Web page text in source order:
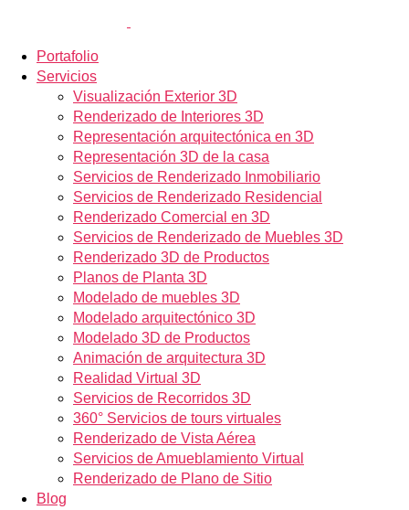
Portafolio
Servicios
Visualización Exterior 3D
Renderizado de Interiores 3D
Representación arquitectónica en 3D
Representación 3D de la casa
Servicios de Renderizado Inmobiliario
Servicios de Renderizado Residencial
Renderizado Comercial en 3D
Servicios de Renderizado de Muebles 3D
Renderizado 3D de Productos
Planos de Planta 3D
Modelado de muebles 3D
Modelado arquitectónico 3D
Modelado 3D de Productos
Animación de arquitectura 3D
Realidad Virtual 3D
Servicios de Recorridos 3D
360° Servicios de tours virtuales
Renderizado de Vista Aérea
Servicios de Amueblamiento Virtual
Renderizado de Plano de Sitio
Blog